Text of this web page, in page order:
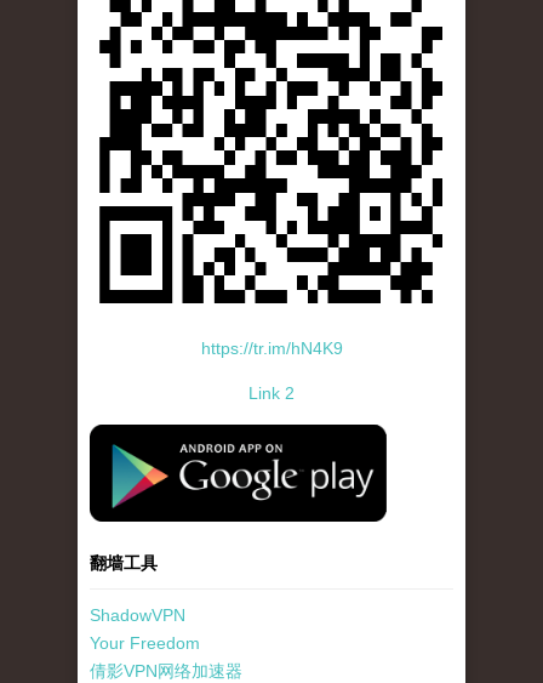
https://tr.im/hN4K9
Link 2
standard-icon-googleplay-app-store.png
翻墙工具
ShadowVPN
Your Freedom
倩影VPN网络加速器